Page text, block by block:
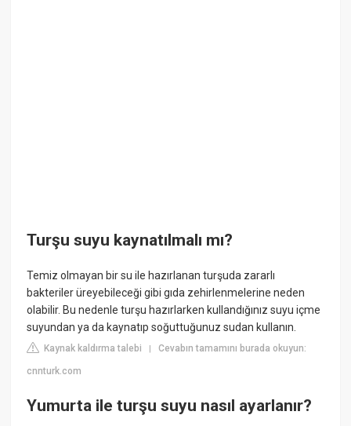
Turşu suyu kaynatılmalı mı?
Temiz olmayan bir su ile hazırlanan turşuda zararlı
bakteriler üreyebileceği gibi gıda zehirlenmelerine neden
olabilir. Bu nedenle turşu hazırlarken kullandığınız suyu içme
suyundan ya da kaynatıp soğuttuğunuz sudan kullanın.
Kaynak kaldırma talebi |Cevabın tamamını burada okuyun:
cnnturk.com
Yumurta ile turşu suyu nasıl ayarlanır?